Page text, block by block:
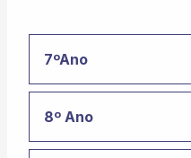
7ºAno
8º Ano